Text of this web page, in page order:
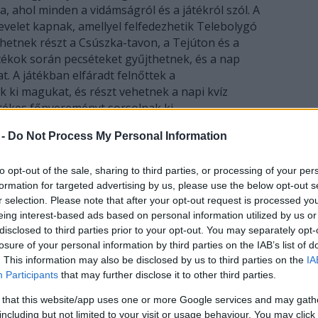
Do Not Process My Personal Information
opt-out of the sale, sharing to third parties, or processing of your
for targeted advertising by us, please use the below opt-out
selection. Please note that after your opt-out request is processed
interest-based ads based on personal information utilized by us
to third parties prior to your opt-out. You may separately
of your personal information by third parties on the IAB’s list of
This information may also be disclosed by us to third parties on the
Participants that may further disclose it to other third parties.
that this website/app uses one or more Google services and may
but not limited to your visit or usage behaviour. You may
ahol minden a vidámságról és a játékról szól. A
kapnak, amellyel felfedezhetik Telebolygó
részt a Csúszka-tavon, a Tejúton és a
során pecséteket gyűjthetnek, és a nap
A játékban elfáradt felnőttek a
ki magukat, és részt vehetnek a napi kvíz
főnyereményt sorsolnak ki.
feledkeznek meg azokról a gyerekekről sem,
a programokon, ezúttal a beteg
"Hozd el hozzánk!" címmel ismét meghirdetik a
elhozhatják a már nem használt, de még jó
a Kórházpedagógusok Egyesülete
nagyvárosában foglalkoznak beteg
a gyerekekhez jutnak majd el.
a pantomimes játék titkaiba,
vagy csak szórakozhat a bohócok